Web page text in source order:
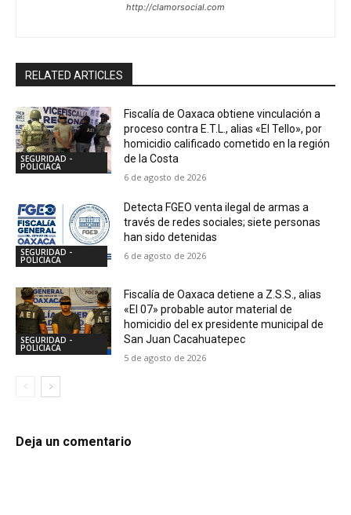
http://clamorsocial.com
RELATED ARTICLES
SEGURIDAD -
POLICIACA
Fiscalía de Oaxaca obtiene vinculación a
proceso contra E.T.L., alias «El Tello», por
homicidio calificado cometido en la región
de la Costa
6 de agosto de 2026
SEGURIDAD -
POLICIACA
Detecta FGEO venta ilegal de armas a
través de redes sociales; siete personas
han sido detenidas
6 de agosto de 2026
SEGURIDAD -
POLICIACA
Fiscalía de Oaxaca detiene a Z.S.S., alias
«El 07» probable autor material de
homicidio del ex presidente municipal de
San Juan Cacahuatepec
5 de agosto de 2026
Deja un comentario